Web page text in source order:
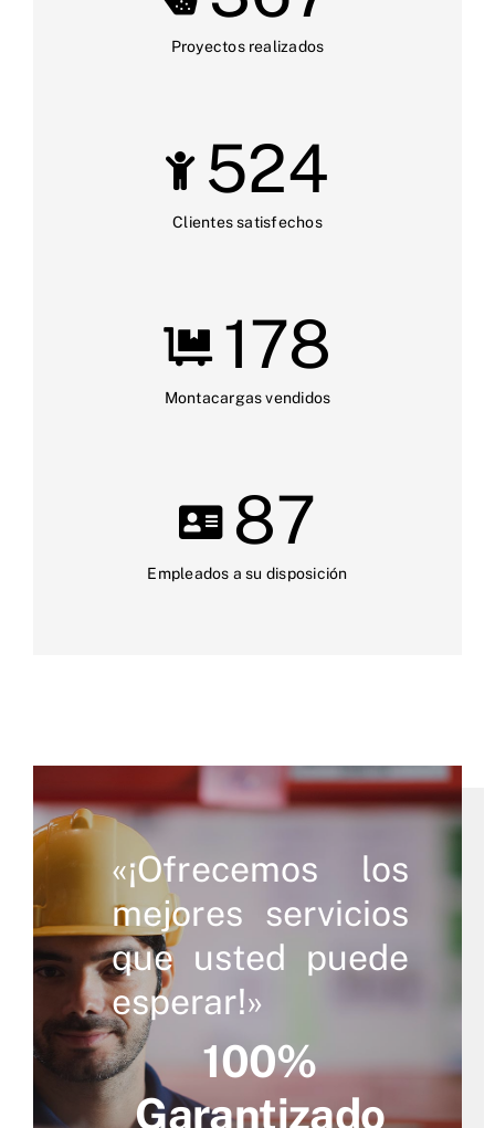
«¡Ofrecemos los
mejores servicios
que usted puede
esperar!»
100%
Garantizado
Proyectos realizados
524
Clientes satisfechos
178
Montacargas vendidos
87
Empleados a su disposición